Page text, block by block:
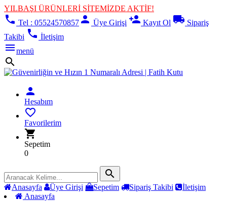
YILBAŞI ÜRÜNLERİ SİTEMİZDE AKTİF!
phone Tel : 05524570857 person Üye Girişi person_add Kayıt Ol local_shipping Sipariş
Takibi phone İletişim
menumenü
search
person
Hesabım
favorite_border
Favorilerim
shopping_cart
Sepetim
0
search
Anasayfa Üye Girişi Sepetim Sipariş Takibi
İletişim
Anasayfa